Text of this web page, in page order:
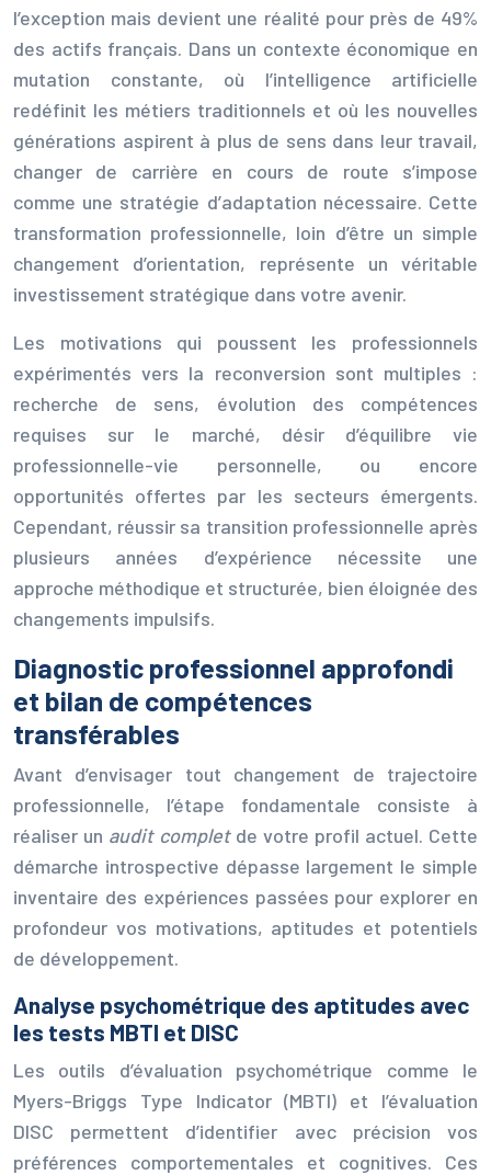
l’exception mais devient une réalité pour près de 49%
des actifs français. Dans un contexte économique en
mutation constante, où l’intelligence artificielle
redéfinit les métiers traditionnels et où les nouvelles
générations aspirent à plus de sens dans leur travail,
changer de carrière en cours de route s’impose
comme une stratégie d’adaptation nécessaire. Cette
transformation professionnelle, loin d’être un simple
changement d’orientation, représente un véritable
investissement stratégique dans votre avenir.
Les motivations qui poussent les professionnels
expérimentés vers la reconversion sont multiples :
recherche de sens, évolution des compétences
requises sur le marché, désir d’équilibre vie
professionnelle-vie personnelle, ou encore
opportunités offertes par les secteurs émergents.
Cependant, réussir sa transition professionnelle après
plusieurs années d’expérience nécessite une
approche méthodique et structurée, bien éloignée des
changements impulsifs.
Diagnostic professionnel approfondi
et bilan de compétences
transférables
Avant d’envisager tout changement de trajectoire
professionnelle, l’étape fondamentale consiste à
réaliser un audit complet de votre profil actuel. Cette
démarche introspective dépasse largement le simple
inventaire des expériences passées pour explorer en
profondeur vos motivations, aptitudes et potentiels
de développement.
Analyse psychométrique des aptitudes avec
les tests MBTI et DISC
Les outils d’évaluation psychométrique comme le
Myers-Briggs Type Indicator (MBTI) et l’évaluation
DISC permettent d’identifier avec précision vos
préférences comportementales et cognitives. Ces